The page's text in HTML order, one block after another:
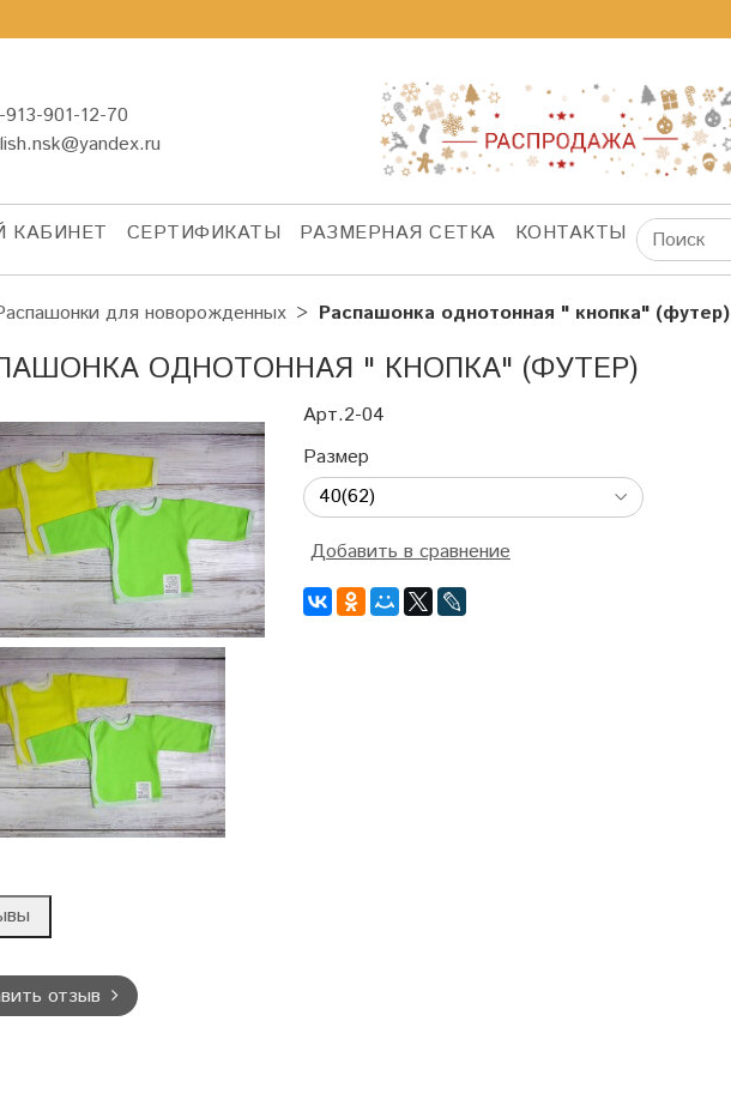
901-12-70
КАБИНЕТ СЕРТИФИКАТЫ РАЗМЕРНАЯ СЕТКА КОНТАКТЫ
для новорожденных Распашонка однотонная " кнопка" (футер)
ОДНОТОННАЯ " КНОПКА" (ФУТЕР)
Арт.2-04
Размер
Добавить в сравнение
отзыв